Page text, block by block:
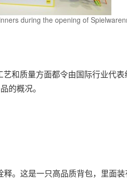
during the opening of
和质量方面都令由国际行业代
的概况。
。这是一只高品质背包，里面